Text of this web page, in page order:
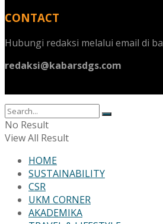
CONTACT
Hubungi redaksi melalui email di
redaksi@kabarsdgs.com
No Result
View All Result
HOME
SUSTAINABILITY
CSR
UKM CORNER
AKADEMIKA